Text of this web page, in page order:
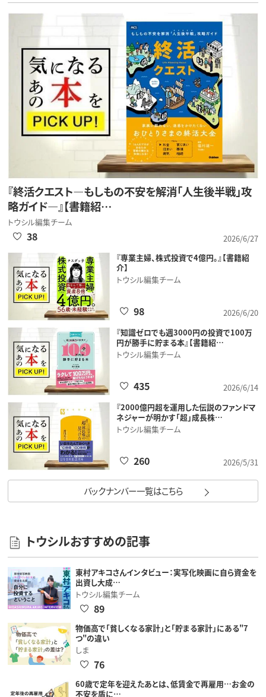
『終活クエスト―もしもの不安を解消「人生後半戦」攻
略ガイド―』【書籍紹…
トウシル編集チーム
2026/6/27
38
『専業主婦、株式投資で4億円。』【書籍紹
介】
トウシル編集チーム
2026/6/20
98
『知識ゼロでも週3000円の投資で100万
円が勝手に貯まる本』【書籍紹…
トウシル編集チーム
2026/6/14
435
『2000億円超を運用した伝説のファンドマ
ネジャーが明かす「超」成長株…
トウシル編集チーム
2026/5/31
260
バックナンバー一覧はこちら
トウシルおすすめの記事
東村アキコさんインタビュー：実写化映画に自ら資金を
出資し大成…
トウシル編集チーム
89
物価高で「貧しくなる家計」と「貯まる家計」にある"7
つ"の違い
しま
76
60歳で定年を迎えたあとは、低賃金で再雇用…お金の
不安を盾に…